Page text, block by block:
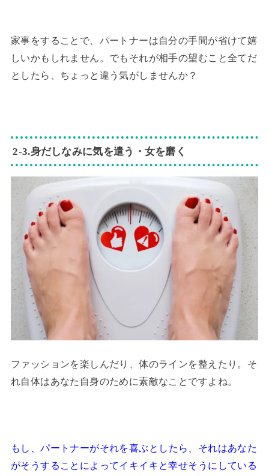
家事をすることで、パートナーは自分の手間が省けて嬉
しいかもしれません。でもそれが相手の望むこと全てだ
としたら、ちょっと違う気がしませんか？
2‐3.身だしなみに気を遣う・女を磨く
ファッションを楽しんだり、体のラインを整えたり。そ
れ自体はあなた自身のために素敵なことですよね。
もし、パートナーがそれを喜ぶとしたら、それはあなた
がそうすることによってイキイキと幸せそうにしている